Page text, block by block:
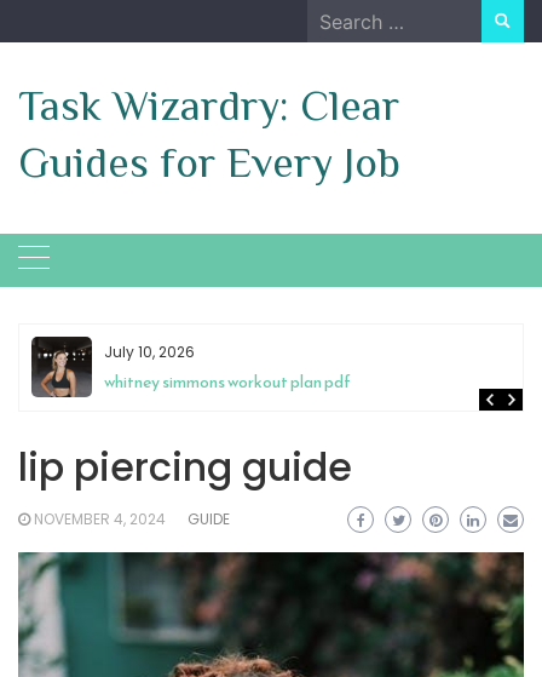
to
Search
for:
Task Wizardry: Clear
Guides for Every Job
May 4, 2026
antenna tv guide cincinnati
lip piercing guide
NOVEMBER 4, 2024 GUIDE